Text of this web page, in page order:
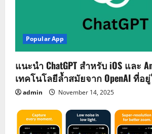
Popular App
แนะนำ ChatGPT สำหรับ iOS และ
เทคโนโลยีล้ำสมัยจาก OpenAI ที่
admin November 14, 2025